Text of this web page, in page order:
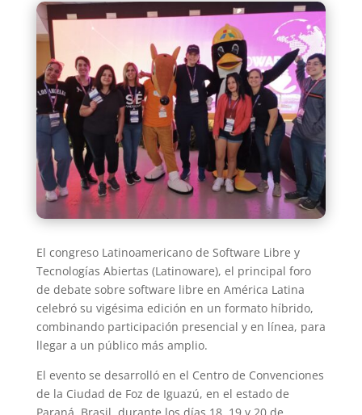
El congreso Latinoamericano de Software Libre y
Tecnologías Abiertas (Latinoware), el principal foro
de debate sobre software libre en América Latina
celebró su vigésima edición en un formato híbrido,
combinando participación presencial y en línea, para
llegar a un público más amplio.
El evento se desarrolló en el Centro de Convenciones
de la Ciudad de Foz de Iguazú, en el estado de
Paraná, Brasil, durante los días 18, 19 y 20 de